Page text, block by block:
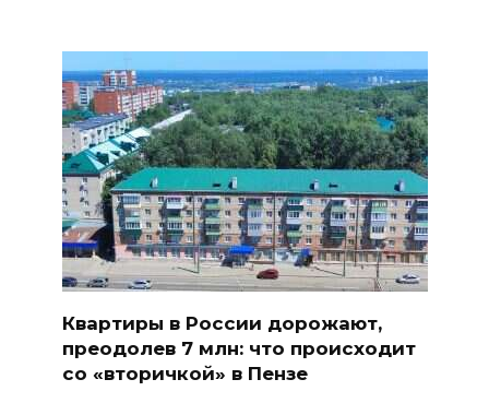
Квартиры в России дорожают,
преодолев 7 млн: что происходит
со «вторичкой» в Пензе